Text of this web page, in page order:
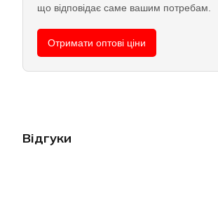
що відповідає саме вашим потребам.
Отримати оптові ціни
Відгуки